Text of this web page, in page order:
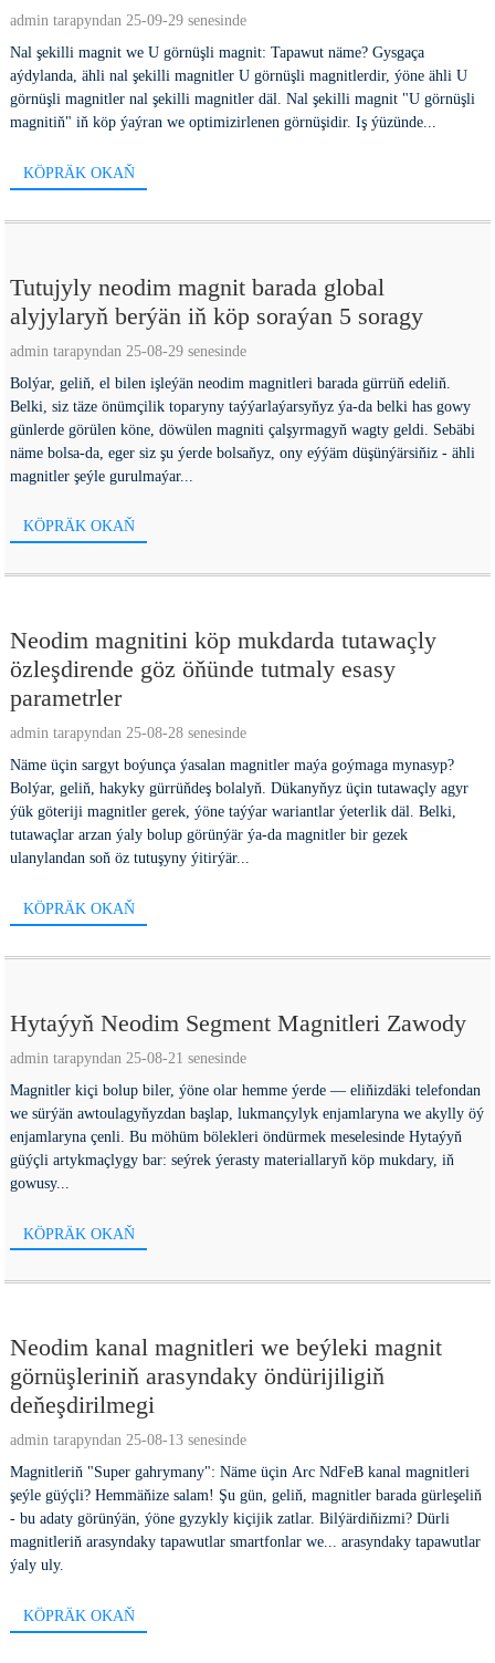
admin tarapyndan 25-09-29 senesinde
Nal şekilli magnit we U görnüşli magnit: Tapawut näme? Gysgaça
aýdylanda, ähli nal şekilli magnitler U görnüşli magnitlerdir, ýöne ähli U
görnüşli magnitler nal şekilli magnitler däl. Nal şekilli magnit "U görnüşli
magnitiň" iň köp ýaýran we optimizirlenen görnüşidir. Iş ýüzünde...
KÖPRÄK OKAŇ
Tutujyly neodim magnit barada global
alyjylaryň berýän iň köp soraýan 5 soragy
admin tarapyndan 25-08-29 senesinde
Bolýar, geliň, el bilen işleýän neodim magnitleri barada gürrüň edeliň.
Belki, siz täze önümçilik toparyny taýýarlaýarsyňyz ýa-da belki has gowy
günlerde görülen köne, döwülen magniti çalşyrmagyň wagty geldi. Sebäbi
näme bolsa-da, eger siz şu ýerde bolsaňyz, ony eýýäm düşünýärsiňiz - ähli
magnitler şeýle gurulmaýar...
KÖPRÄK OKAŇ
Neodim magnitini köp mukdarda tutawaçly
özleşdirende göz öňünde tutmaly esasy
parametrler
admin tarapyndan 25-08-28 senesinde
Näme üçin sargyt boýunça ýasalan magnitler maýa goýmaga mynasyp?
Bolýar, geliň, hakyky gürrüňdeş bolalyň. Dükanyňyz üçin tutawaçly agyr
ýük göteriji magnitler gerek, ýöne taýýar wariantlar ýeterlik däl. Belki,
tutawaçlar arzan ýaly bolup görünýär ýa-da magnitler bir gezek
ulanylandan soň öz tutuşyny ýitirýär...
KÖPRÄK OKAŇ
Hytaýyň Neodim Segment Magnitleri Zawody
admin tarapyndan 25-08-21 senesinde
Magnitler kiçi bolup biler, ýöne olar hemme ýerde — eliňizdäki telefondan
we sürýän awtoulagyňyzdan başlap, lukmançylyk enjamlaryna we akylly öý
enjamlaryna çenli. Bu möhüm bölekleri öndürmek meselesinde Hytaýyň
güýçli artykmaçlygy bar: seýrek ýerasty materiallaryň köp mukdary, iň
gowusy...
KÖPRÄK OKAŇ
Neodim kanal magnitleri we beýleki magnit
görnüşleriniň arasyndaky öndürijiligiň
deňeşdirilmegi
admin tarapyndan 25-08-13 senesinde
Magnitleriň "Super gahrymany": Näme üçin Arc NdFeB kanal magnitleri
şeýle güýçli? Hemmäňize salam! Şu gün, geliň, magnitler barada gürleşeliň
- bu adaty görünýän, ýöne gyzykly kiçijik zatlar. Bilýärdiňizmi? Dürli
magnitleriň arasyndaky tapawutlar smartfonlar we... arasyndaky tapawutlar
ýaly uly.
KÖPRÄK OKAŇ